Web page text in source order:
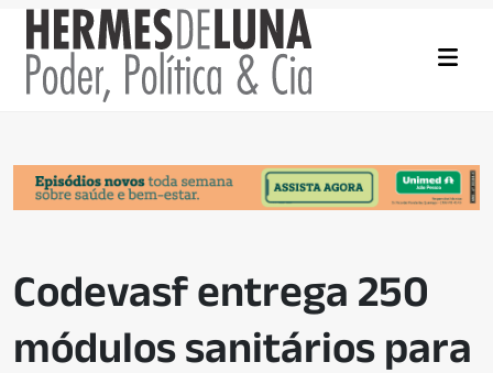
Codevasf entrega 250
módulos sanitários para